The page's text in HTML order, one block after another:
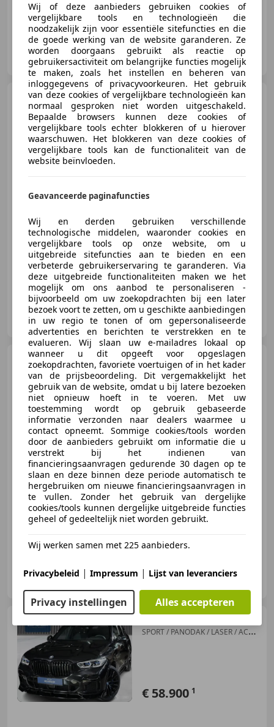
Der Wagen B.V.
NL-3846 CL HARDERWIJK
BMW 530530E M SPORT /
PANODAK / LEDER / STOELVW /
CARPLAY
10/2022 61.375 km
Elektro/Benzine
215 kW (292 PK)
Der Wagen B.V.
NL-3846 CL HARDERWIJK
Audi Q7
3.0 TDI ETRON / 3x S
LINE / PANODAK / BOSE / ACC /
€ 24.950
12/2016 240.942 km
Elektro/Diesel
190 kW (258 PK)
Der Wagen B.V.
SPORT / PANODAK / LASER / ACC
€ 58.900 1
Wij of deze aanbieders gebruiken cookies of
vergelijkbare tools en technologieën die
noodzakelijk zijn voor essentiële sitefuncties en die
de goede werking van de website garanderen. Ze
worden doorgaans gebruikt als reactie op
gebruikersactiviteit om belangrijke functies mogelijk
te maken, zoals het instellen en beheren van
inloggegevens of privacyvoorkeuren. Het gebruik
van deze cookies of vergelijkbare technologieën kan
normaal gesproken niet worden uitgeschakeld.
Bepaalde browsers kunnen deze cookies of
vergelijkbare tools echter blokkeren of u hierover
waarschuwen. Het blokkeren van deze cookies of
vergelijkbare tools kan de functionaliteit van de
website beïnvloeden.
Geavanceerde paginafuncties
Wij en derden gebruiken verschillende
technologische middelen, waaronder cookies en
vergelijkbare tools op onze website, om u
uitgebreide sitefuncties aan te bieden en een
verbeterde gebruikerservaring te garanderen. Via
deze uitgebreide functionaliteiten maken we het
mogelijk om ons aanbod te personaliseren -
bijvoorbeeld om uw zoekopdrachten bij een later
bezoek voort te zetten, om u geschikte aanbiedingen
in uw regio te tonen of om gepersonaliseerde
advertenties en berichten te verstrekken en te
evalueren. Wij slaan uw e-mailadres lokaal op
wanneer u dit opgeeft voor opgeslagen
zoekopdrachten, favoriete voertuigen of in het kader
van de prijsbeoordeling. Dit vergemakkelijkt het
gebruik van de website, omdat u bij latere bezoeken
niet opnieuw hoeft in te voeren. Met uw
toestemming wordt op gebruik gebaseerde
informatie verzonden naar dealers waarmee u
contact opneemt. Sommige cookies/tools worden
door de aanbieders gebruikt om informatie die u
verstrekt bij het indienen van
financieringsaanvragen gedurende 30 dagen op te
slaan en deze binnen deze periode automatisch te
hergebruiken om nieuwe financieringsaanvragen in
te vullen. Zonder het gebruik van dergelijke
cookies/tools kunnen dergelijke uitgebreide functies
geheel of gedeeltelijk niet worden gebruikt.
Wij werken samen met 225 aanbieders.
Privacybeleid | Impressum | Lijst van leveranciers
Privacy instellingen Alles accepteren